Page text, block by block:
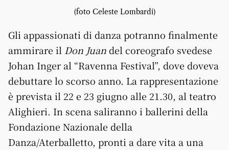
(foto Celeste Lombardi)
Gli appassionati di danza potranno finalmente
ammirare il Don Juandel coreografo svedese
Johan Inger al “Ravenna Festival”, dove doveva
debuttare lo scorso anno. La rappresentazione
è prevista il 22 e 23 giugno alle 21.30, al teatro
Alighieri. In scena saliranno i ballerini della
Fondazione Nazionale della
Danza/Aterballetto, pronti a dare vita a una